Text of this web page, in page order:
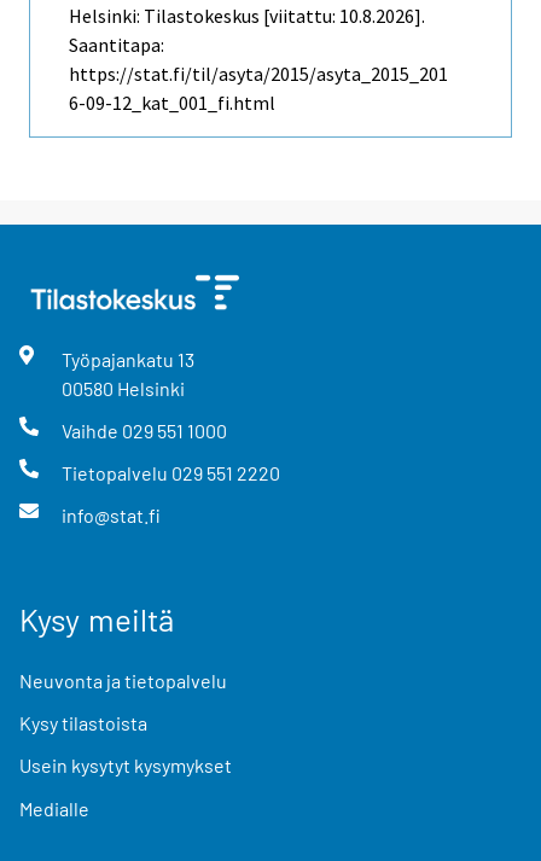
Helsinki: Tilastokeskus [viitattu: 10.8.2026].
Saantitapa:
https://stat.fi/til/asyta/2015/asyta_2015_201
6-09-12_kat_001_fi.html
Työpajankatu 13
00580 Helsinki
Vaihde 029 551 1000
Tietopalvelu 029 551 2220
info@stat.fi
Kysy meiltä
Neuvonta ja tietopalvelu
Kysy tilastoista
Usein kysytyt kysymykset
Medialle